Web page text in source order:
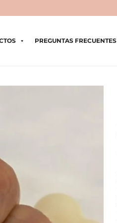
PREGUNTAS FRECUENTES